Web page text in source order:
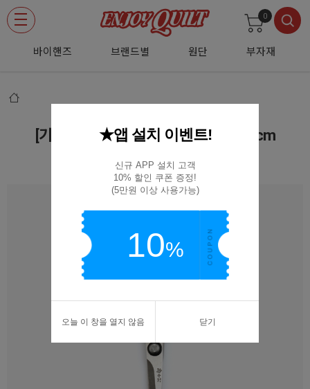
바이핸즈 브랜드별 원단 부자재
0
[기초부자재] 패치워크 가위 3008 - 14cm
NO.3008
★앱 설치 이벤트!
신규 APP 설치 고객
10% 할인 쿠폰 증정!
(5만원 이상 사용가능)
10%
오늘 이 창을 열지 않음 닫기